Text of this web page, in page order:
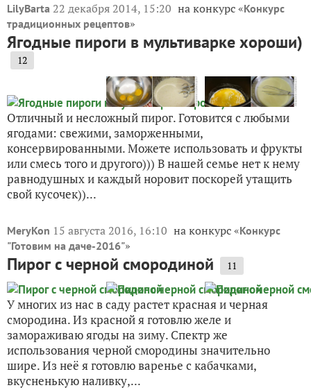
LilyBarta 22 декабря 2014, 15:20 на конкурс «Конкурс
традиционных рецептов»
Ягодные пироги в мультиварке хороши)
12
Отличный и несложный пирог. Готовится с любыми
ягодами: свежими, заморженными,
консервированными. Можете использовать и фрукты
или смесь того и другого))) В нашей семье нет к нему
равнодушных и каждый норовит поскорей утащить
свой кусочек))...
MeryKon 15 августа 2016, 16:10 на конкурс «Конкурс
"Готовим на даче-2016"»
Пирог с черной смородиной 11
У многих из нас в саду растет красная и черная
смородина. Из красной я готовлю желе и
замораживаю ягоды на зиму. Спектр же
использования черной смородины значительно
шире. Из неё я готовлю варенье с кабачками,
вкусненькую наливку,...